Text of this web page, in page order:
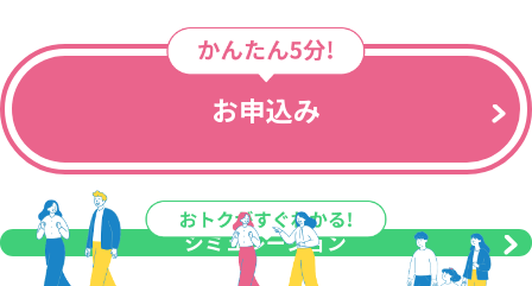
お申込み
シミュレーション